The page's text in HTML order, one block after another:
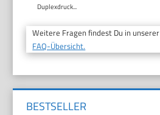
Duplexdruck...
Weitere Fragen findest Du in unserer
FAQ-Übersicht.
BESTSELLER